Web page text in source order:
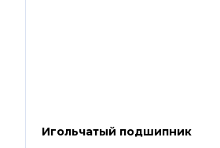
Игольчатый подшипник